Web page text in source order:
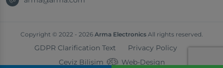
Copyright © 2022 - 2026 Arma ElectronicsAll rights reserved.
GDPR Clarification Text
Privacy Policy
Ceviz Bilişim
Web-Design